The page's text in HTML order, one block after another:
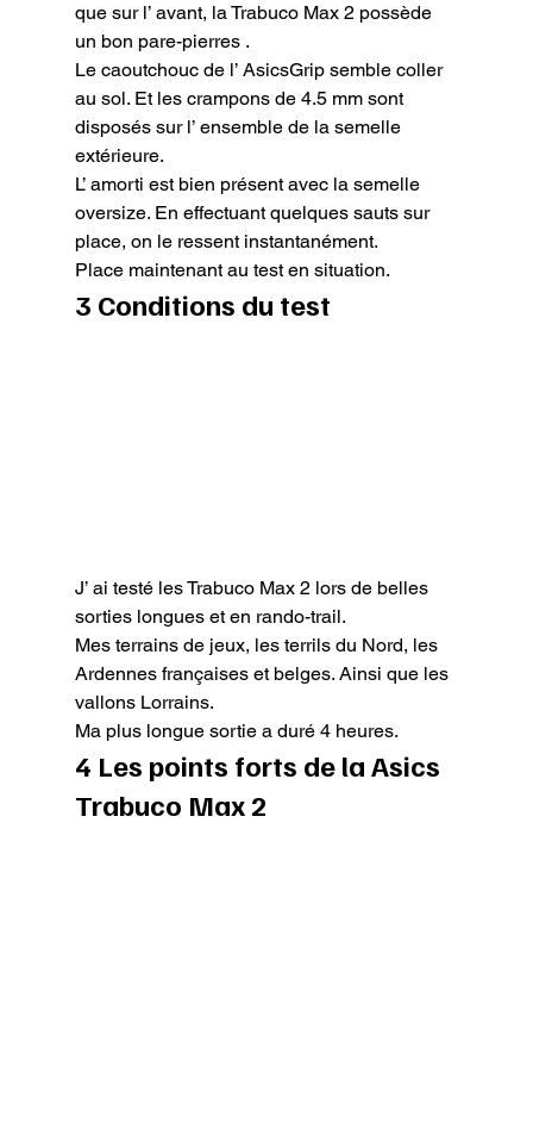
que sur l’ avant, la Trabuco Max 2 possède
un bon pare-pierres .
Le caoutchouc de l’ AsicsGrip semble coller
au sol. Et les crampons de 4.5 mm sont
disposés sur l’ ensemble de la semelle
extérieure.
L’ amorti est bien présent avec la semelle
oversize. En effectuant quelques sauts sur
place, on le ressent instantanément.
Place maintenant au test en situation.
3 Conditions du test
J’ ai testé les Trabuco Max 2 lors de belles
sorties longues et en rando-trail.
Mes terrains de jeux, les terrils du Nord, les
Ardennes françaises et belges. Ainsi que les
vallons Lorrains.
Ma plus longue sortie a duré 4 heures.
4 Les points forts de la Asics
Trabuco Max 2